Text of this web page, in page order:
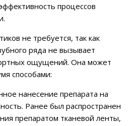
процессов
не требуется, так как
ряда не вызывает
ощущений. Она может
способами:
нанесение препарата на
Ранее был распространен
препаратом тканевой ленты,